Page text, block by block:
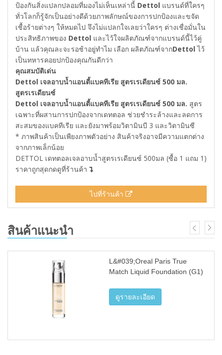
ป้องกันสิ่งแปลกปลอมที่มองไม่เห็นเหล่านี้ Dettol แบรนด์ที่ใครๆ
ทั่วโลกก็รู้จักเป็นอย่างดีด้วยภาพลักษณ์ของการปกป้องและขจัด
เชื้อร้ายต่างๆ ให้หมดไป จึงไม่แปลกใจเลยว่าใครๆ ต่างเชื่อมั่นใน
ประสิทธิภาพของ Dettol และไว้ใจผลิตภัณฑ์จากแบรนด์นี้ไว้คู่
บ้าน แล้วคุณละจะรอช้าอยู่ทำไม เลือก ผลิตภัณฑ์จากDettol ไว้
เป็นทหารคอยปกป้องคุณกันดีกว่า
คุณสมบัติเด่น
Dettol เจลอาบน้ำแอนตี้แบคทีเรีย สูตรเรเดียนซ์ 500 มล.
สูตรเรเดียนซ์
Dettol เจลอาบน้ำแอนตี้แบคทีเรีย สูตรเรเดียนซ์ 500 มล. สูตร
เฉพาะที่ผสานการปกป้องจากเดทตอล ช่วยชำระล้างและลดการ
สะสมของแบคทีเรีย และยังมาพร้อมวิตามินบี 3 และวิตามินซี
* ภาพสินค้าเป็นเพียงภาพตัวอย่าง สินค้าจริงอาจมีความแตกต่าง
จากภาพเล็กน้อย
DETTOL เดทตอลเจลอาบน้ำสูตรเรเดียนซ์ 500มล (ซื้อ 1 แถม 1)
ราคาถูกสุดกดดูที่ร้านค้า
ไปที่ร้านค้า
สินค้าแนะนำ
L&#039;Oreal Paris True
Match Liquid Foundation (G1)
ดูรายละเอียด